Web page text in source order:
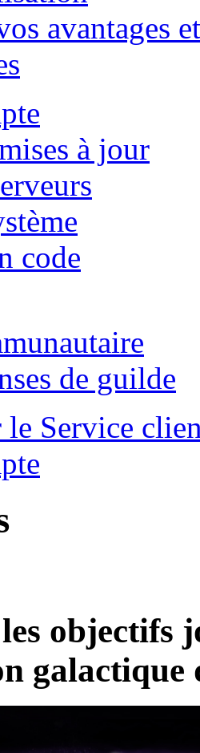
avantages
à jour
code
de guilde
le Service
objectifs